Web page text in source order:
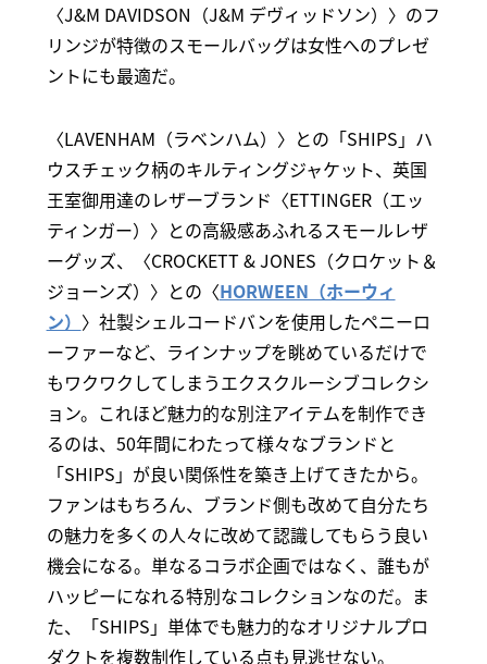
〈J&M DAVIDSON（J&M デヴィッドソン）〉のフ
リンジが特徴のスモールバッグは女性へのプレゼ
ントにも最適だ。
〈LAVENHAM（ラベンハム）〉との「SHIPS」ハ
ウスチェック柄のキルティングジャケット、英国
王室御用達のレザーブランド〈ETTINGER（エッ
ティンガー）〉との高級感あふれるスモールレザ
ーグッズ、〈CROCKETT & JONES（クロケット＆
ジョーンズ）〉との〈HORWEEN（ホーウィ
ン） 〉社製シェルコードバンを使用したペニーロ
ーファーなど、ラインナップを眺めているだけで
もワクワクしてしまうエクスクルーシブコレクシ
ョン。これほど魅力的な別注アイテムを制作でき
るのは、50年間にわたって様々なブランドと
「SHIPS」が良い関係性を築き上げてきたから。
ファンはもちろん、ブランド側も改めて自分たち
の魅力を多くの人々に改めて認識してもらう良い
機会になる。単なるコラボ企画ではなく、誰もが
ハッピーになれる特別なコレクションなのだ。ま
た、「SHIPS」単体でも魅力的なオリジナルプロ
ダクトを複数制作している点も見逃せない。